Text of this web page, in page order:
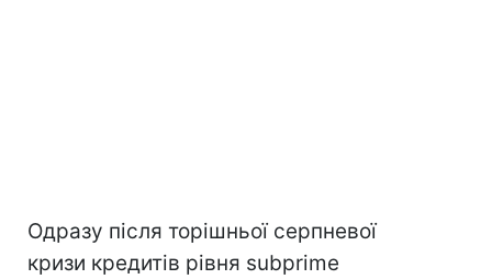
Одразу після торішньої серпневої
кризи кредитів рівня subprime